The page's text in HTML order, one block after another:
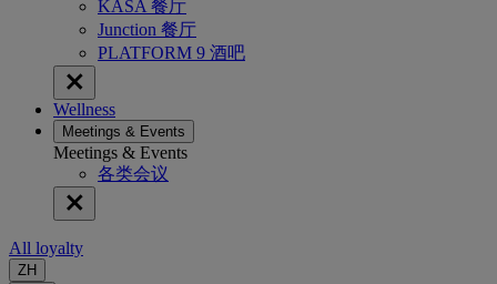
KASA 餐厅
Junction 餐厅
PLATFORM 9 酒吧
Wellness
Meetings & Events
Meetings & Events
各类会议
All loyalty
ZH